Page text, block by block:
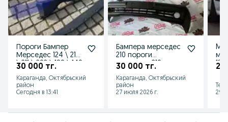
Пороги Бампер
Мерседес 124 \ 210
\ 211 \ 202 \ 190 \ 140
30 000 тг.
Караганда, Октябрьский
район
Сегодня в 13:41
Бампера мерседес
210 пороги
мерседес 210
30 000 тг.
Караганда, Октябрьский
район
27 июля 2026 г.
25
29